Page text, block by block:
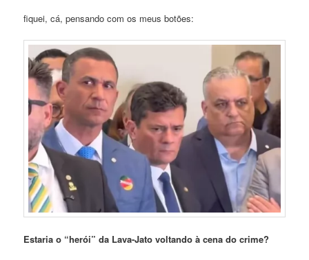
fiquei, cá, pensando com os meus botões:
Estaria o “herói” da Lava-Jato voltando à cena do crime?